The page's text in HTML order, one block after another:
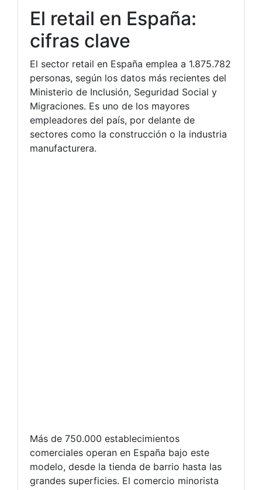
El retail en España:
cifras clave
El sector retail en España emplea a 1.875.782
personas, según los datos más recientes del
Ministerio de Inclusión, Seguridad Social y
Migraciones. Es uno de los mayores
empleadores del país, por delante de
sectores como la construcción o la industria
manufacturera.
Más de 750.000 establecimientos
comerciales operan en España bajo este
modelo, desde la tienda de barrio hasta las
grandes superficies. El comercio minorista